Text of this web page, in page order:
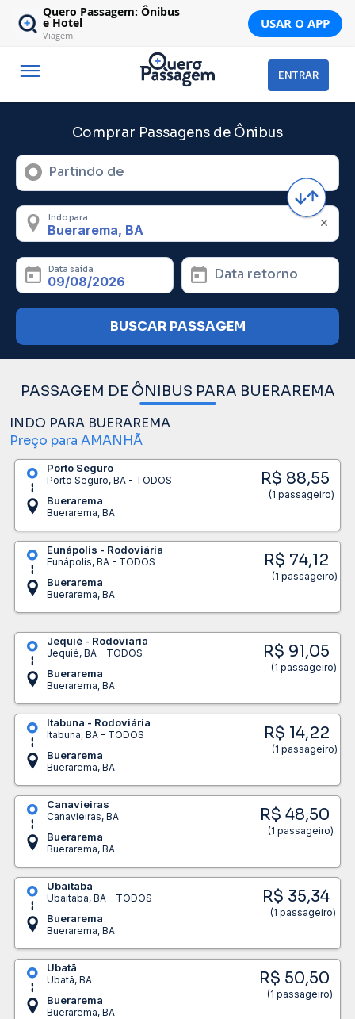
Quero Passagem: Ônibus
e Hotel
Viagem
USAR O APP
ENTRAR
Comprar Passagens de Ônibus
Partindo de
Indo para
Data saída Data retorno
BUSCAR PASSAGEM
PASSAGEM DE ÔNIBUS PARA BUERAREMA
INDO PARA BUERAREMA
Preço para AMANHÃ
Porto Seguro
Porto Seguro, BA - TODOS
Buerarema
Buerarema, BA
R$ 88,55
(1 passageiro)
Eunápolis - Rodoviária
Eunápolis, BA - TODOS
Buerarema
Buerarema, BA
R$ 74,12
(1 passageiro)
Jequié - Rodoviária
Jequié, BA - TODOS
Buerarema
Buerarema, BA
R$ 91,05
(1 passageiro)
Itabuna - Rodoviária
Itabuna, BA - TODOS
Buerarema
Buerarema, BA
R$ 14,22
(1 passageiro)
Canavieiras
Canavieiras, BA
Buerarema
Buerarema, BA
R$ 48,50
(1 passageiro)
Ubaitaba
Ubaitaba, BA - TODOS
Buerarema
Buerarema, BA
R$ 35,34
(1 passageiro)
Ubatã
Ubatã, BA
Buerarema
Buerarema, BA
R$ 50,50
(1 passageiro)